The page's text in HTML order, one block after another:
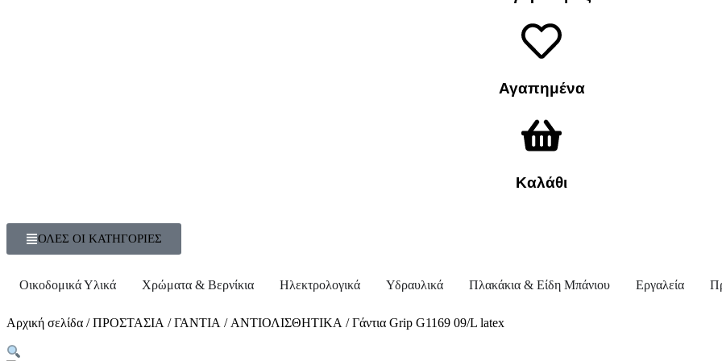
Αγαπημένα
Καλάθι
ΟΛΕΣ ΟΙ ΚΑΤΗΓΟΡΙΕΣ
Οικοδομικά Υλικά Χρώματα & Βερνίκια Ηλεκτρολογικά Υδραυλικά Πλακάκια & Είδη Μπάνιου Εργαλεία
Αρχική σελίδα /ΠΡΟΣΤΑΣΙΑ /ΓΑΝΤΙΑ / ΑΝΤΙΟΛΙΣΘΗΤΙΚΑ / Γάντια Grip G1169 09/L latex